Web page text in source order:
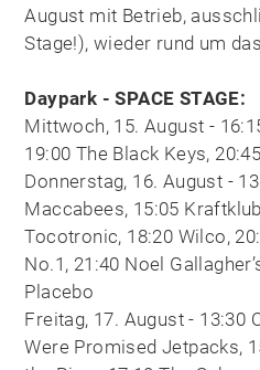
August mit Betrieb,
Stage!), wieder rund um
Daypark - SPACE STAGE:
Mittwoch, 15. August -
19:00 The Black Keys,
Donnerstag, 16. August -
Maccabees, 15:05
Tocotronic, 18:20 Wilco,
No.1, 21:40 Noel
Placebo
Freitag, 17. August - 13:30
Were Promised Jetpacks,